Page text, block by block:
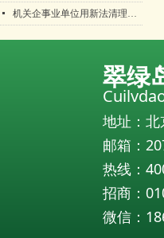
넷 机关企事业单位用新法清理化粪池，解放双手
翠绿
地址：北
邮箱：
热线：
招商：
微信：